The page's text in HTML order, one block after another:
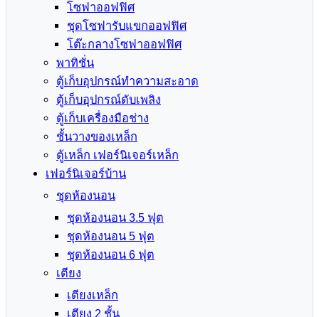
โซฟาออฟฟิศ
ชุดโซฟารับแขกออฟฟิศ
โต๊ะกลางโซฟาออฟฟิศ
พาทิชั่น
ตู้เก็บอุปกรณ์ทำความสะอาด
ตู้เก็บอุปกรณ์ดับเพลิง
ตู้เก็บเครื่องมือช่าง
ชั้นวางของเหล็ก
ตู้เหล็ก เฟอร์นิเจอร์เหล็ก
เฟอร์นิเจอร์บ้าน
ชุดห้องนอน
ชุดห้องนอน 3.5 ฟุต
ชุดห้องนอน 5 ฟุต
ชุดห้องนอน 6 ฟุต
เตียง
เตียงเหล็ก
เตียง 2 ชั้น